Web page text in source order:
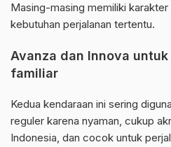
Masing-masing memiliki
kebutuhan perjalanan tertentu.
Avanza dan Innova
familiar
Kedua kendaraan ini sering
reguler karena nyaman, cukup
Indonesia, dan cocok untuk